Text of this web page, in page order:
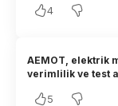
4
AEMOT, elektrik
verimlilik ve test
5